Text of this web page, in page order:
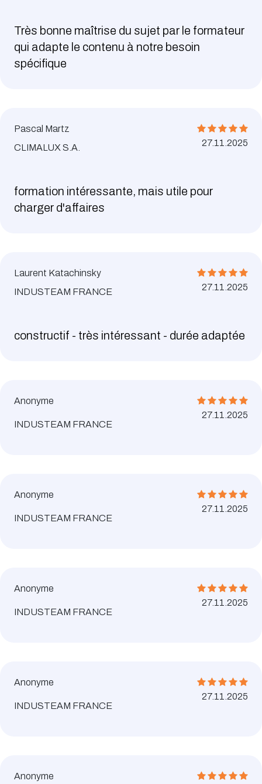
Très bonne maîtrise du sujet par le formateur
qui adapte le contenu à notre besoin
spécifique
Pascal Martz
CLIMALUX S.A.
27.11.2025
formation intéressante, mais utile pour
charger d'affaires
Laurent Katachinsky
INDUSTEAM FRANCE
27.11.2025
constructif - très intéressant - durée adaptée
Anonyme
INDUSTEAM FRANCE
27.11.2025
Anonyme
INDUSTEAM FRANCE
27.11.2025
Anonyme
INDUSTEAM FRANCE
27.11.2025
Anonyme
INDUSTEAM FRANCE
27.11.2025
Anonyme